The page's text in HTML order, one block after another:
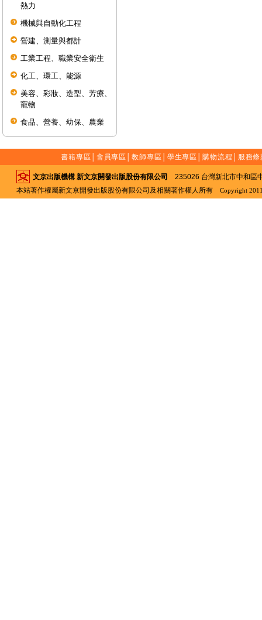
熱力
機械與自動化工程
營建、測量與都計
工業工程、職業安全衛生
化工、環工、能源
美容、彩妝、造型、芳療、
寵物
食品、營養、幼保、農業
書籍專區 會員專區 │教師專區 學生專區 │購物流程 服務條
文京出版機構 新文京開發出版股份有限公司
235026 台灣新北市中和
本站著作權屬新文京開發出版股份有限公司及相關著作權人所有
Copyright